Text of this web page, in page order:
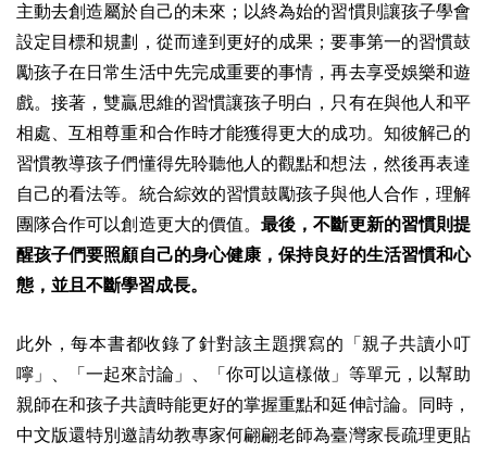
主動去創造屬於自己的未來；以終為始的習慣則讓孩子學會
設定目標和規劃，從而達到更好的成果；要事第一的習慣鼓
勵孩子在日常生活中先完成重要的事情，再去享受娛樂和遊
戲。接著，雙贏思維的習慣讓孩子明白，只有在與他人和平
相處、互相尊重和合作時才能獲得更大的成功。知彼解己的
習慣教導孩子們懂得先聆聽他人的觀點和想法，然後再表達
自己的看法等。統合綜效的習慣鼓勵孩子與他人合作，理解
團隊合作可以創造更大的價值。最後，不斷更新的習慣則提
醒孩子們要照顧自己的身心健康，保持良好的生活習慣和心
態，並且不斷學習成長。
此外，每本書都收錄了針對該主題撰寫的「親子共讀小叮
嚀」、「一起來討論」、「你可以這樣做」等單元，以幫助
親師在和孩子共讀時能更好的掌握重點和延伸討論。同時，
中文版還特別邀請幼教專家何翩翩老師為臺灣家長疏理更貼